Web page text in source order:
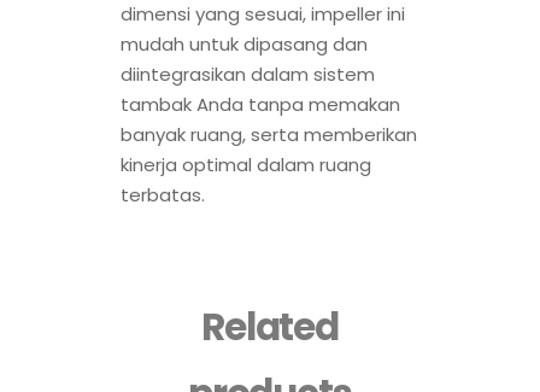
dimensi yang sesuai, impeller ini
mudah untuk dipasang dan
diintegrasikan dalam sistem
tambak Anda tanpa memakan
banyak ruang, serta memberikan
kinerja optimal dalam ruang
terbatas.
Related